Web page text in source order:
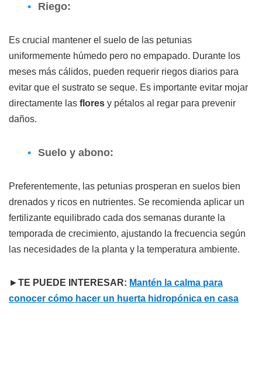
Riego:
Es crucial mantener el suelo de las petunias
uniformemente húmedo pero no empapado. Durante los
meses más cálidos, pueden requerir riegos diarios para
evitar que el sustrato se seque. Es importante evitar mojar
directamente las flores y pétalos al regar para prevenir
daños.
Suelo y abono:
Preferentemente, las petunias prosperan en suelos bien
drenados y ricos en nutrientes. Se recomienda aplicar un
fertilizante equilibrado cada dos semanas durante la
temporada de crecimiento, ajustando la frecuencia según
las necesidades de la planta y la temperatura ambiente.
►TE PUEDE INTERESAR: Mantén la calma para
conocer cómo hacer un huerta hidropónica en casa